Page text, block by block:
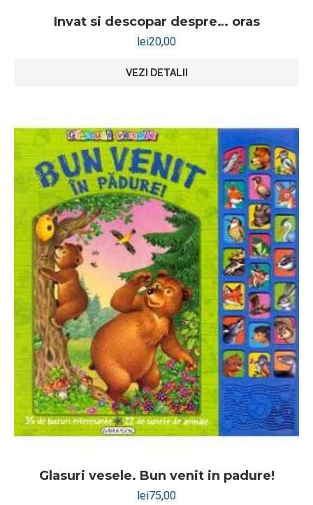
Invat si descopar despre… oras
lei20,00
VEZI DETALII
Glasuri vesele. Bun venit in padure!
lei75,00